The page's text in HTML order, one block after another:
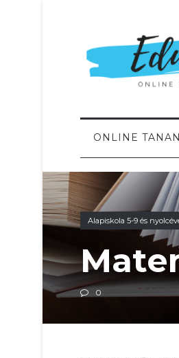
ONLINE
Alapiskola 5-9 és
0